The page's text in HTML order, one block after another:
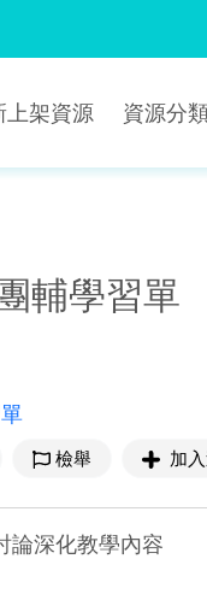
上架資源 資源分
輔學習單
檢舉 加
論深化教學內容